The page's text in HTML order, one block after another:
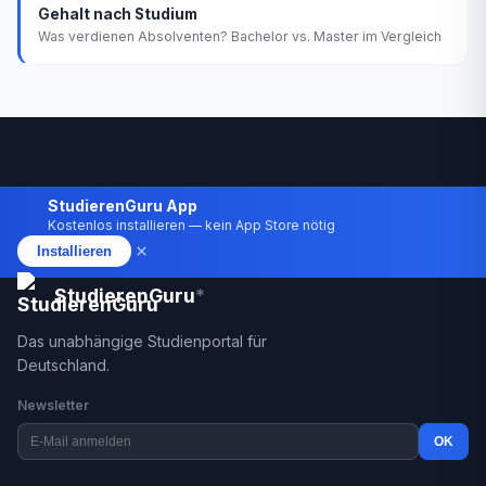
Gehalt nach Studium
Was verdienen Absolventen? Bachelor vs. Master im Vergleich
StudierenGuru App
Kostenlos installieren — kein App Store nötig
Installieren
×
StudierenGuru*
Das unabhängige Studienportal für
Deutschland.
Newsletter
OK